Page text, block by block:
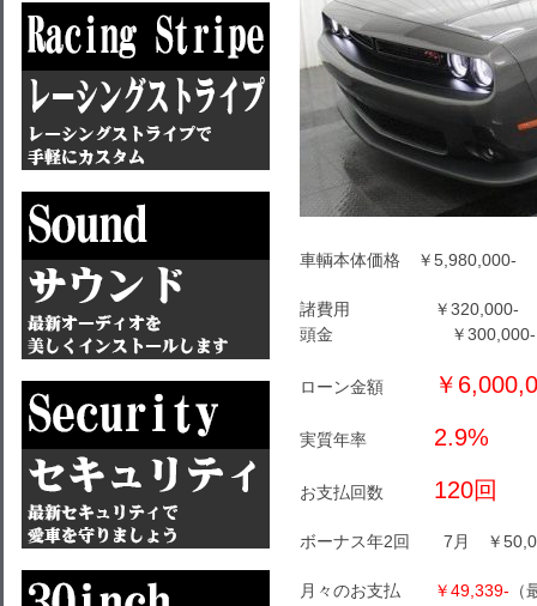
車輌本体価格 ￥5,980,000-
諸費用 ￥320,000-
頭金 ￥300,000-
ローン金額 ￥
実質年率 2.9%
お支払回数 120回
ボーナス年2回 7月 ￥
月々のお支払 ￥49,339-